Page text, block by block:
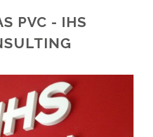
PVC - IHS